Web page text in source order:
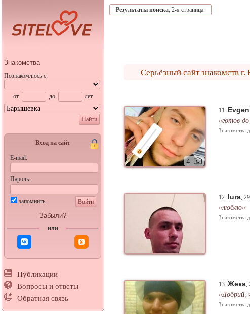
Знакомства
Познакомлюсь с:
от до лет
Найти
Вход на сайт
E-mail:
Пароль:
запомнить Войти
Забыли?
или
Публикации
Вопросы и ответы
Обратная связь
Результаты поиска, 2-я страница.
Серьёзный сайт знакомств
4
11.
«готов до
Знакомства
12. Iura,
«люблю»
Знакомства
13. Жека,
«Добрий,
Знакомства